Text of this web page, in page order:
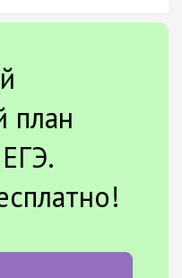
план